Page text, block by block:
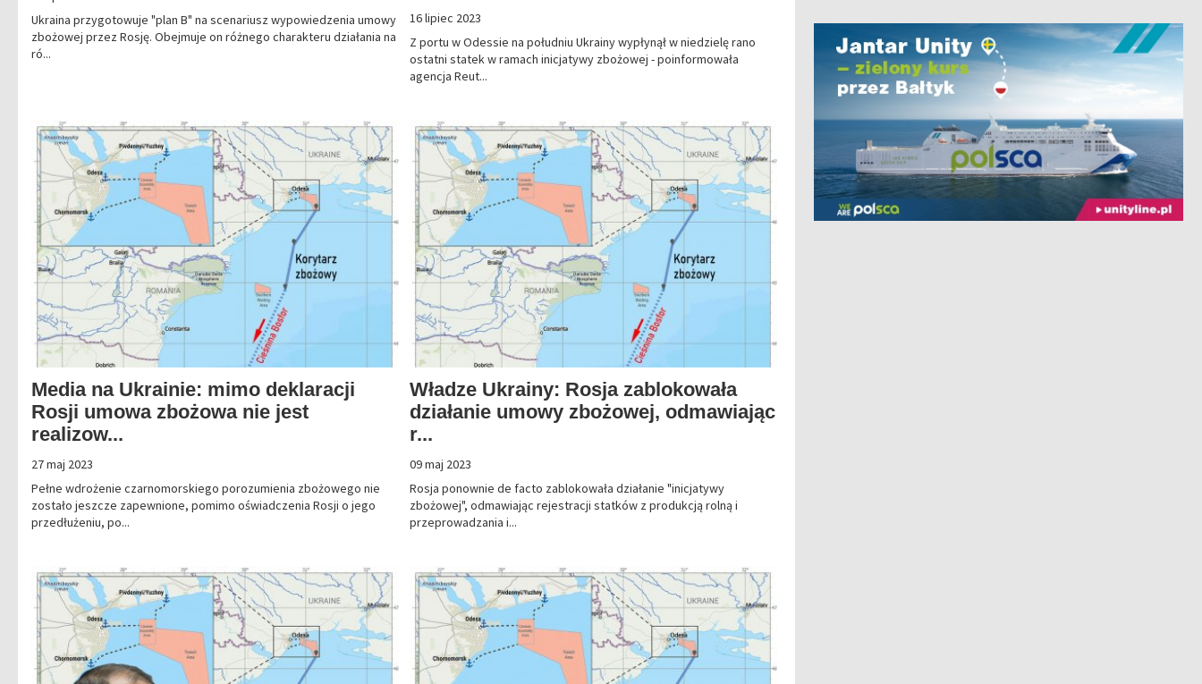
Ukraina przygotowuje "plan B" na scenariusz wypowiedzenia umowy
zbożowej przez Rosję. Obejmuje on różnego charakteru działania na
ró...
16 lipiec 2023
Z portu w Odessie na południu Ukrainy wypłynął w niedzielę rano
ostatni statek w ramach inicjatywy zbożowej - poinformowała
agencja Reut...
Media na Ukrainie: mimo deklaracji
Rosji umowa zbożowa nie jest
realizow...
27 maj 2023
Pełne wdrożenie czarnomorskiego porozumienia zbożowego nie
zostało jeszcze zapewnione, pomimo oświadczenia Rosji o jego
przedłużeniu, po...
Władze Ukrainy: Rosja zablokowała
działanie umowy zbożowej, odmawiając
r...
09 maj 2023
Rosja ponownie de facto zablokowała działanie "inicjatywy
zbożowej", odmawiając rejestracji statków z produkcją rolną i
przeprowadzania i...